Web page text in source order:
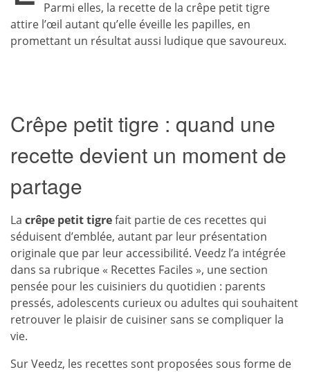
Parmi elles, la recette de la crêpe petit tigre
attire l’œil autant qu’elle éveille les papilles, en
promettant un résultat aussi ludique que savoureux.
Crêpe petit tigre : quand une
recette devient un moment de
partage
La crêpe petit tigrefait partie de ces recettes qui
séduisent d’emblée, autant par leur présentation
originale que par leur accessibilité. Veedz l’a intégrée
dans sa rubrique « Recettes Faciles », une section
pensée pour les cuisiniers du quotidien : parents
pressés, adolescents curieux ou adultes qui souhaitent
retrouver le plaisir de cuisiner sans se compliquer la
vie.
Sur Veedz, les recettes sont proposées sous forme de